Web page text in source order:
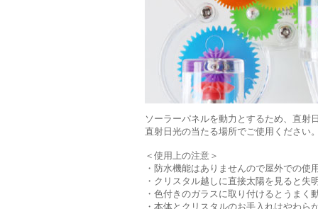
ソーラーパネルを動力とするため、直射
直射日光の当たる場所でご使用ください
＜使用上の注意＞
・防水機能はありませんので屋外での
・クリスタル越しに直接太陽を見ると失
・色付きのガラスに取り付けるとうまく
・本体とクリスタルのお手入れはやわら